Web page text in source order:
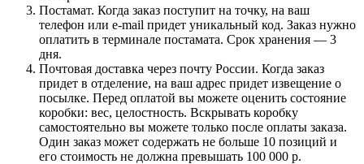
Постамат. Когда заказ поступит на точку, на ваш
телефон или e-mail придет уникальный код. Заказ нужно
оплатить в терминале постамата. Срок хранения — 3
дня.
Почтовая доставка через почту России. Когда заказ
придет в отделение, на ваш адрес придет извещение о
посылке. Перед оплатой вы можете оценить состояние
коробки: вес, целостность. Вскрывать коробку
самостоятельно вы можете только после оплаты заказа.
Один заказ может содержать не больше 10 позиций и
его стоимость не должна превышать 100 000 р.